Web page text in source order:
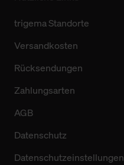
trigema Standorte
Versandkosten
Rücksendungen
Zahlungsarten
AGB
Datenschutz
Datenschutzeinstellungen